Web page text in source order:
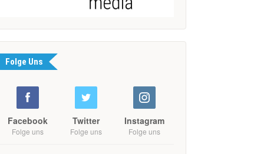
Folge Uns
Facebook
Folge uns
Twitter
Folge uns
Instagram
Folge uns